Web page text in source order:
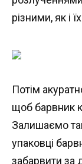
різними, як і
Потім
щоб барвник
Залишаємо
упаковці
забарвити за